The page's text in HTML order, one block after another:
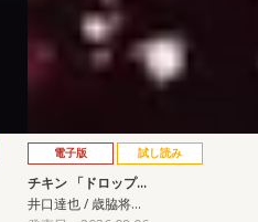
電子版 試し読み
チキン 「ドロップ…
井口達也 / 歳脇将…